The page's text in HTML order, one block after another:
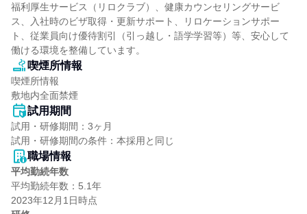
福利厚生サービス（リロクラブ）、健康カウンセリングサービ
ス、入社時のビザ取得・更新サポート、リロケーションサポー
ト、従業員向け優待割引（引っ越し・語学学習等）等、安心して
働ける環境を整備しています。
喫煙所情報
喫煙所情報
敷地内全面禁煙
試用期間
試用・研修期間：3ヶ月
職場情報
平均勤続年数
平均勤続年数：5.1年